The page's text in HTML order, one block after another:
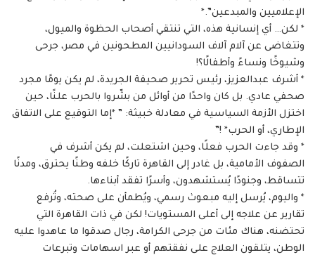
الإعلاميين والمبدعين”.*
* لكن… أي إنسانية هذه، التي تنتقي أصحاب الحظوة والميول،
وتتغاضى عن آلام آلاف السودانيين المطحونين في مصر، جرحى
وشيوخًا ونساءً وأطفالًا؟!
* أشرف عبدالعزيز، رئيس تحرير صحيفة الجريدة، لم يكن يومًا مجرد
صحفي عادي. بل كان واحدًا من أوائل من بشّروا بالحرب علنًا، حين
اختزل الأزمة السياسية في معادلة خبيثة: ” *إما التوقيع على الاتفاق
الإطاري، أو الحرب* !”
* وقد جاءت الحرب فعلًا، وحين اشتعلت، لم يكن أشرف في
الصفوف الأمامية، بل غادر إلى القاهرة تاركًا خلفه وطنًا يحترق، ومدنًا
تتساقط، وجنودًا يُستشهدون، وأسرًا تفقد أبناءها.
* واليوم، يُرسل إليه مبعوث رسمي، ويُطمأن على صحته، وتُرفع
تقارير عن علاجه إلى أعلى المستويات! لكن في ذات القاهرة التي
تحتضنه، هناك مئات من جرحى الكرامة، رجال صدقوا ما عاهدوا عليه
الوطن، يتلقون العلاج على نفقتهم أو عبر اسهامات وتبرعات